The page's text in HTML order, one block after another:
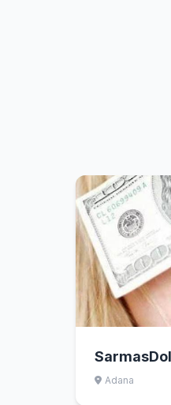
Adana